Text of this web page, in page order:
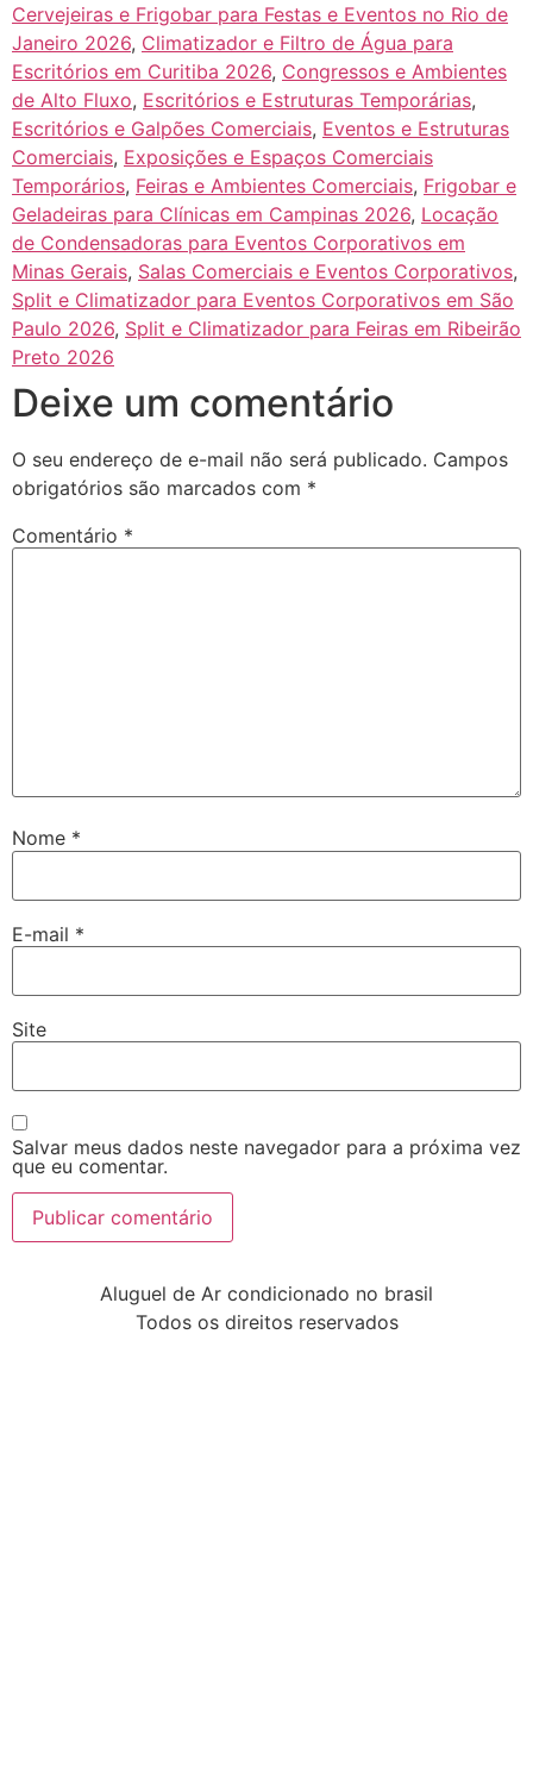
Cervejeiras e Frigobar para Festas e Eventos no Rio de
Janeiro 2026, Climatizador e Filtro de Água para
Escritórios em Curitiba 2026, Congressos e Ambientes
de Alto Fluxo, Escritórios e Estruturas Temporárias,
Escritórios e Galpões Comerciais, Eventos e Estruturas
Comerciais, Exposições e Espaços Comerciais
Temporários, Feiras e Ambientes Comerciais, Frigobar e
Geladeiras para Clínicas em Campinas 2026, Locação
de Condensadoras para Eventos Corporativos em
Minas Gerais, Salas Comerciais e Eventos Corporativos,
Split e Climatizador para Eventos Corporativos em São
Paulo 2026, Split e Climatizador para Feiras em Ribeirão
Preto 2026
Deixe um comentário
O seu endereço de e-mail não será publicado. Campos
obrigatórios são marcados com *
Comentário *
Nome *
E-mail *
Site
Salvar meus dados neste navegador para a próxima vez
que eu comentar.
Aluguel de Ar condicionado no brasil
Todos os direitos reservados